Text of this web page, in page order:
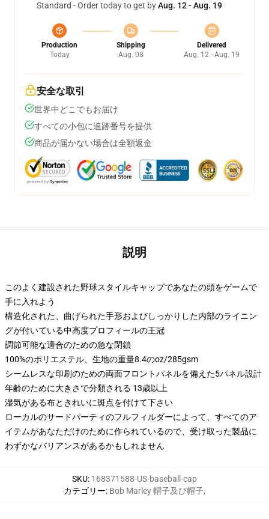
Standard - Order today to get byAug. 12 - Aug. 19
Production
Today
Shipping
Aug. 08
Delivered
Aug. 12 - Aug. 19
安全な取引
世界中どこでもお届け
すべての小包に追跡番号を提供
商品が届かない場合は全額返金
説明
このよく建設された野球スタイルキャップであなたの頭をゲームで
手に入れよう
構造化された、曲げられた手形およびしっかりした内部のライニン
グが付いている中高度プロフィールの王冠
調節可能な適合のための急な閉鎖
100%のポリエステル、生地の重量8.4のoz/285gsm
シームレスな印刷のための両面フロントパネルを備えた5パネル設計
年齢のために大きさで分類される 13歳以上
湿気がある布ときれいに斑点を付けて下さい
ローカルのサードパーティのフルフィルダーによって、すべてのア
イテムがあなただけのために作られているので、受け取った製品に
わずかなバリアンスがあるかもしれません
SKU: 168371588-US-baseball-cap
カテゴリー: Bob Marley 帽子及び帽子,